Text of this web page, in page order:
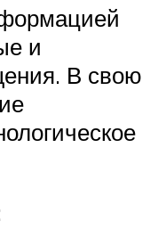
и
В свою